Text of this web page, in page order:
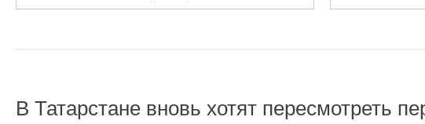
В Татарстане вновь хотят пересмотреть